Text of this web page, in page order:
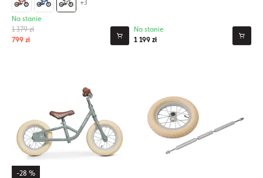
+3
1 379 zł
799 zł
Na stanie
1 199 zł
Na stanie
-28 %